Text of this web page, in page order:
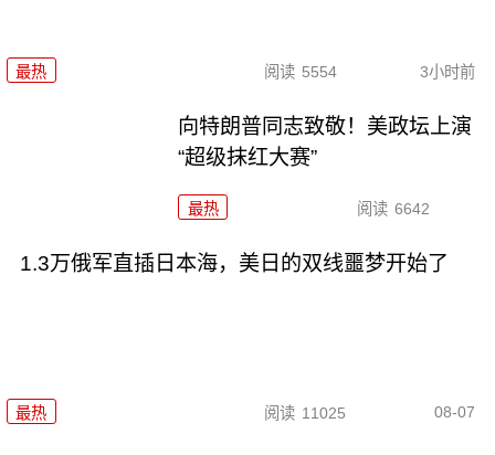
最热 阅读 5554 3小时前
向特朗普同志致敬！美政坛上演
“超级抹红大赛”
最热 阅读 6642
1.3万俄军直插日本海，美日的双线噩梦开始了
最热 阅读 11025 08-07